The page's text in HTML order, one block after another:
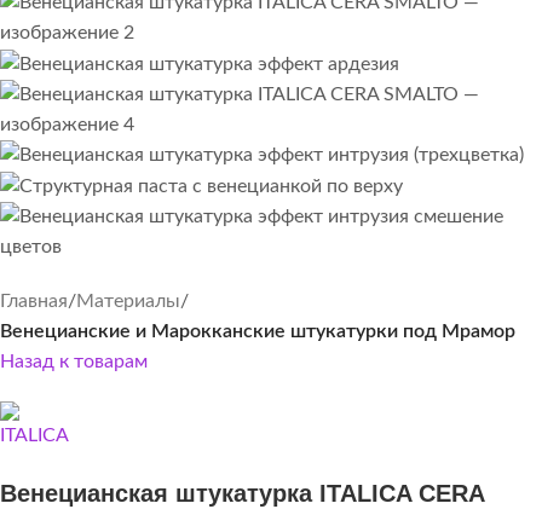
Главная
Материалы
Венецианские и Марокканские штукатурки под Мрамор
Назад к товарам
Венецианская штукатурка ITALICA CERA